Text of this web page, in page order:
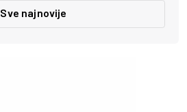
Sve najnovije